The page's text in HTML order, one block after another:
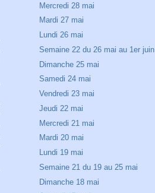
Mercredi 28 mai
Mardi 27 mai
Lundi 26 mai
Semaine 22 du 26 mai au 1er juin
Dimanche 25 mai
Samedi 24 mai
Vendredi 23 mai
Jeudi 22 mai
Mercredi 21 mai
Mardi 20 mai
Lundi 19 mai
Semaine 21 du 19 au 25 mai
Dimanche 18 mai